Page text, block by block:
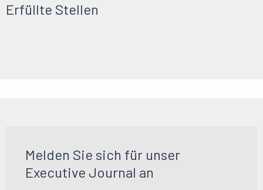
Erfüllte Stellen
Melden Sie sich für unser
Executive Journal an